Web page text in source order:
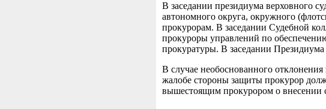
В заседании президиума верховного
автономного округа, окружного
прокурорам. В заседании Судебной
прокуроры управлений по
прокуратуры. В заседании
В случае необоснованного
жалобе стороны защиты прокурор
вышестоящим прокурором о внесении